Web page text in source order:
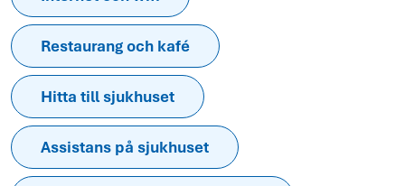
Restaurang och kafé
Hitta till sjukhuset
Assistans på sjukhuset